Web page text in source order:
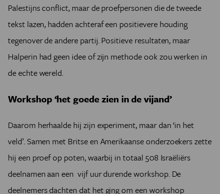
Palestijns conflict, maar de proefpersonen die de tweede
tekst lazen, hadden achteraf een positievere houding
tegenover de andere partij. Positieve resultaten, maar
Halperin had geen idee of zijn methode ook zou werken in
de echte wereld.
Workshop ‘het goede zien in de vijand’
Daarom herhaalde hij zijn experiment, maar dan ‘in het
veld’. Samen met Britse en Amerikaanse onderzoekers zette
hij een proef op poten, waarbij in totaal 508 Israëliërs
deelnamen aan een vijf uur durende workshop. De
deelnemers dachten dat het ging om een workshop